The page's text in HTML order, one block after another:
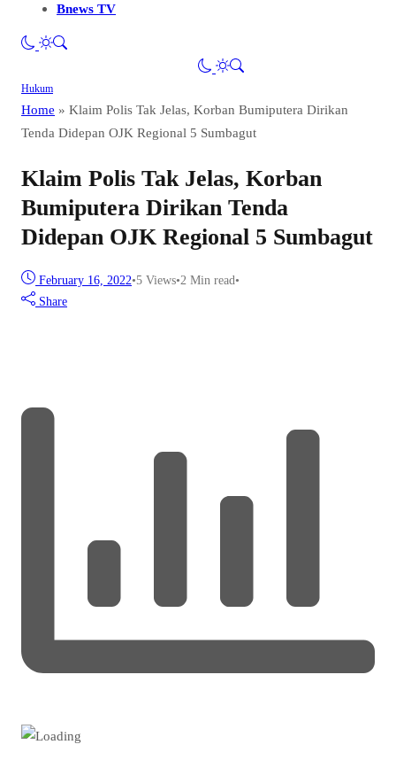
Bnews TV
Hukum
Home » Klaim Polis Tak Jelas, Korban Bumiputera Dirikan
Tenda Didepan OJK Regional 5 Sumbagut
Klaim Polis Tak Jelas, Korban
Bumiputera Dirikan Tenda
Didepan OJK Regional 5 Sumbagut
February 16, 2022•5 Views•2 Min read•
Share